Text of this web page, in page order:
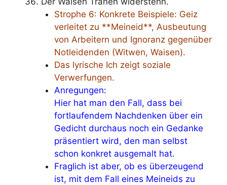
Strophe 6: Konkrete Beispiele: Geiz
verleitet zu **Meineid**, Ausbeutung
von Arbeitern und Ignoranz gegenüber
Notleidenden (Witwen, Waisen).
Das lyrische Ich zeigt soziale
Verwerfungen.
Anregungen:
Hier hat man den Fall, dass bei
fortlaufendem Nachdenken über ein
Gedicht durchaus noch ein Gedanke
präsentiert wird, den man selbst
schon konkret ausgemalt hat.
Fraglich ist aber, ob es überzeugend
ist, mit dem Fall eines Meineids zu